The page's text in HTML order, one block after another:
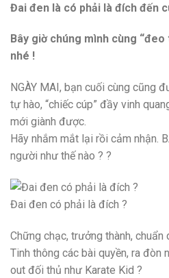
Đai đen là có phải là đích đến
Bây giờ chúng mình cùng
nhé !
NGÀY MAI, bạn cuối cùng cũng
tự hào, “chiếc cúp” đầy vinh
mới giành được.
Hãy nhắm mắt lại rồi cảm nhận.
người như thế nào ? ?
Đai đen có phải là đích ?
Chững chạc, trưởng thành, chuẩn
Tinh thông các bài quyền, ra đòn
out đối thủ như Karate Kid ?